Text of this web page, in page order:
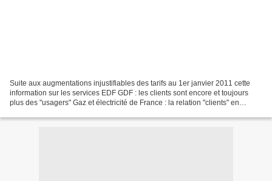
Suite aux augmentations injustifiables des tarifs au 1er janvier 2011 cette
information sur les services EDF GDF : les clients sont encore et toujours
plus des "usagers" Gaz et électricité de France : la relation "clients" en